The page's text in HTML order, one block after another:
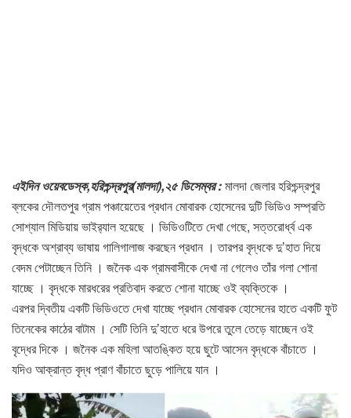
এইদিন ওয়েবডেস্ক,হরিশ্চন্দ্রপুর(মালদা),২৫ ডিসেম্বর :মালদা জেলার হরিশ্চন্দ্রপুর
ব্লকের দৌলতপুর গ্রাম পঞ্চায়েতের প্রধান মোবারক হোসেনের দুটি ভিডিও সম্প্রতি
সোশ্যাল মিডিয়ায় ভাইর‍্যাল হয়েছে । ভিডিওটিতে দেখা গেছে, সত্তরোর্ধ্ব এক
বৃদ্ধকে অশ্রাব্য ভাষায় গালিগালাজ করছেন প্রধান । তারপর বৃদ্ধকে দু’হাত দিয়ে
বেদম পেটাচ্ছেন তিনি । জনৈক এক গ্রামবাসীকে দেখা না গেলেও তাঁর গলা শোনা
যাচ্ছে । বৃদ্ধকে মারধরের প্রতিবাদ করতে শোনা যাচ্ছে ওই ব্যক্তিকে ।
এরপর দ্বিতীয় একটি ভিডিওতে দেখা যাচ্ছে প্রধান মোবারক হোসেনের হাতে একটি ফুট
তিনেকের কাঠের বাটাম । সেটি তিনি দু’হাতে ধরে উপরে তুলে তেড়ে যাচ্ছেন ওই
বৃদ্ধের দিকে । জনৈক এক মহিলা আতঙ্কিত হয়ে ছুটে আসেন বৃদ্ধকে বাঁচাতে ।
যদিও আক্রান্ত বৃদ্ধ প্রাণ বাঁচাতে ছুড়ে পালিয়ে যান ।